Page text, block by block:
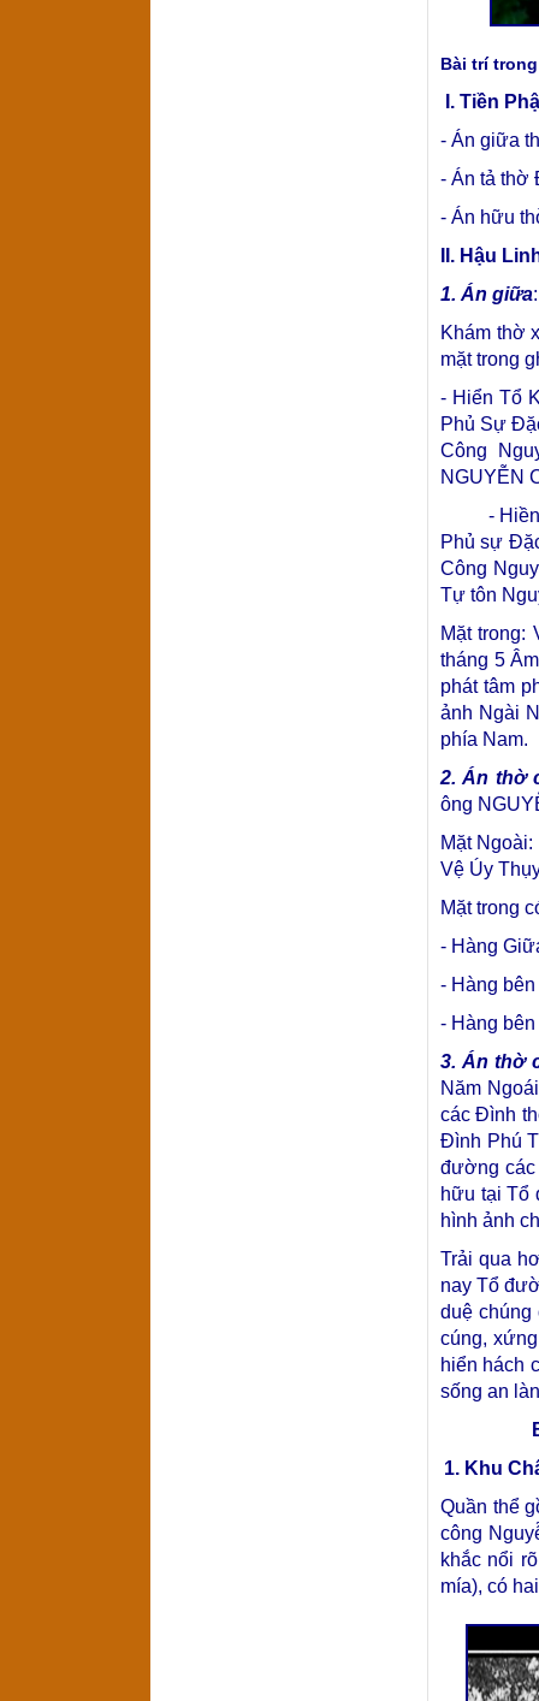
Bài trí
I. Tiền
- Án giữa
- Án tả thờ
- Án hữu
II. Hậu
1. Án giữa
Khám thờ
mặt trong
- Hiển Tổ
Phủ Sự
Công
NGUYỄN
- Hiền
Phủ sự
Công
Tự tôn
Mặt trong:
tháng 5
phát tâm
ảnh Ngài
phía Nam.
2. Án thờ
ông
Mặt
Vệ Úy
Mặt trong
- Hàng
- Hàng
- Hàng
3. Án thờ
Năm
các Đình
Đình Phú
đường các
hữu tại Tổ
hình ảnh
Trải qua
nay Tổ
duệ chúng
cúng,
hiển hách
sống an
1. Khu
Quần thể
công
khắc nổi
mía), có